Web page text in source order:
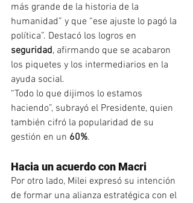
más grande de la historia de la
humanidad” y que “ese ajuste lo pagó la
política”. Destacó los logros en
seguridad, afirmando que se acabaron
los piquetes y los intermediarios en la
ayuda social.
“Todo lo que dijimos lo estamos
haciendo”, subrayó el Presidente, quien
también cifró la popularidad de su
gestión en un 60%.
Hacia un acuerdo con Macri
Por otro lado, Milei expresó su intención
de formar una alianza estratégica con el